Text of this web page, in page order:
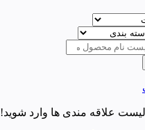
علاقه مندی ها وارد شوید!